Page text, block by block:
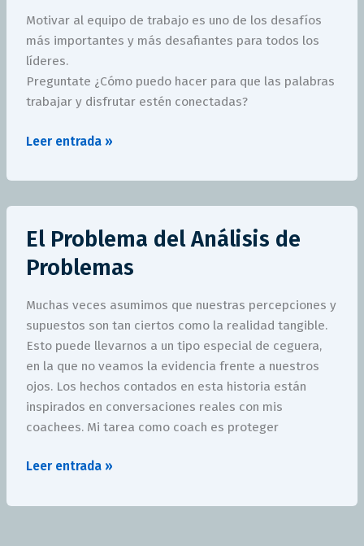
Motivar al equipo de trabajo es uno de los desafíos
más importantes y más desafiantes para todos los
líderes.
Preguntate ¿Cómo puedo hacer para que las palabras
trabajar y disfrutar estén conectadas?
equipo
de
trabajo?
Leer entrada »
El Problema del Análisis de
Problemas
Muchas veces asumimos que nuestras percepciones y
supuestos son tan ciertos como la realidad tangible.
Esto puede llevarnos a un tipo especial de ceguera,
en la que no veamos la evidencia frente a nuestros
ojos. Los hechos contados en esta historia están
inspirados en conversaciones reales con mis
coachees. Mi tarea como coach es proteger
Problema
Análisis
Leer entrada »